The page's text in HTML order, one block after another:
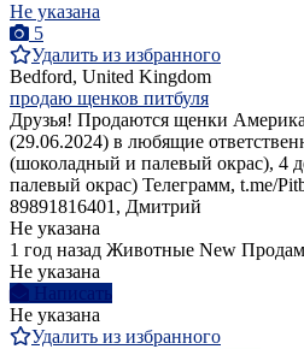
Не указана
5
Удалить из избранного
Bedford, United Kingdom
продаю щенков питбуля
Друзья! Продаются щенки
(29.06.2024) в любящие
(шоколадный и палевый окрас), 4
палевый окрас) Телеграмм, t.me/
89891816401, Дмитрий
Не указана
1 год назад Животные New Продам
Не указана
Написать
Не указана
Удалить из избранного